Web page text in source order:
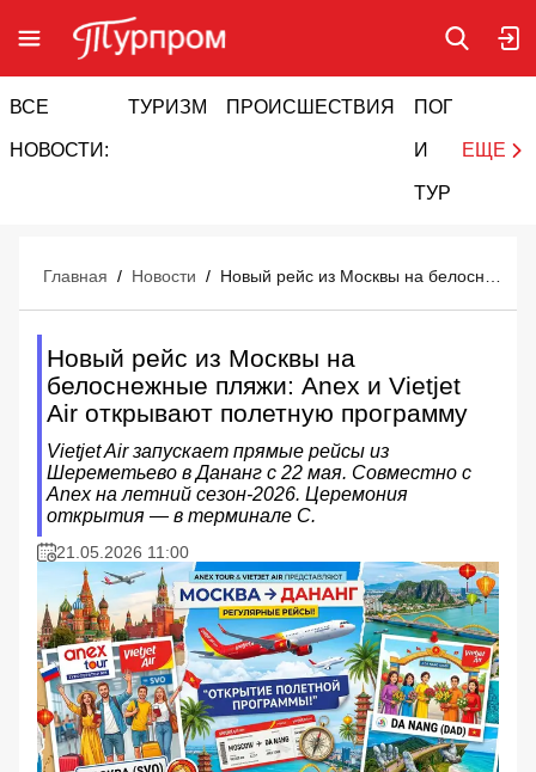
ВСЕ
НОВОСТИ:
ТУРИЗМ ПРОИСШЕСТВИЯ ПОГОДА
И
ТУРИЗМ
ЕЩЕ
Главная / Новости /
Новый рейс из Москвы на
белоснежные пляжи: Anex и Vietjet
Air открывают полетную программу
Vietjet Air запускает прямые рейсы из
Шереметьево в Дананг с 22 мая. Совместно с
Anex на летний сезон-2026. Церемония
открытия — в терминале С.
21.05.2026 11:00